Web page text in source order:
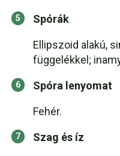
Spórák
Ellipszoid alakú,
függelékkel;
Spóra lenyomat
Fehér.
Szag és íz